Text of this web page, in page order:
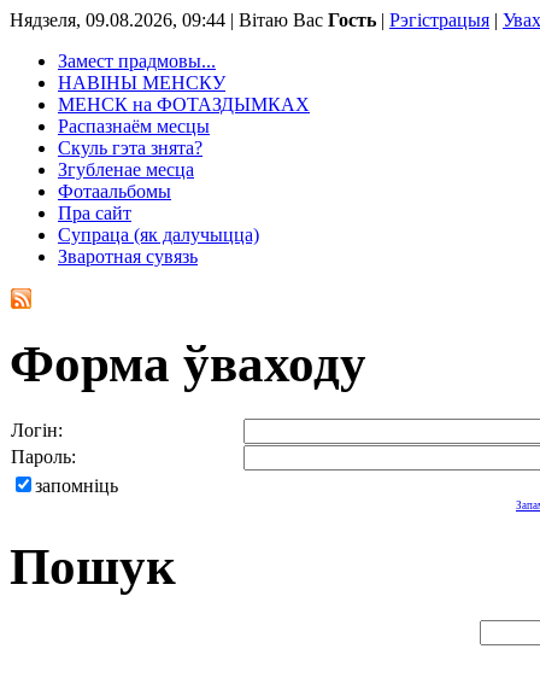
Нядзеля, 09.08.2026, 09:44 | Вітаю Вас Гость | Рэгістрацыя |
Замест прадмовы...
НАВІНЫ МЕНСКУ
МЕНСК на ФОТАЗДЫМКАХ
Распазнаём месцы
Скуль гэта знята?
Згубленае месца
Фотаальбомы
Пра сайт
Супраца (як далучыцца)
Зваротная сувязь
Форма ўваходу
Логін:
Пароль:
запомніць
Пошук